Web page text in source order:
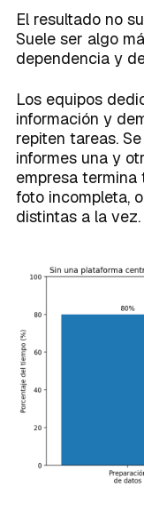
El resultado no
Suele ser algo
dependencia y
Los equipos
información y
repiten tareas.
informes una y
empresa
foto incompleta,
distintas a la vez.